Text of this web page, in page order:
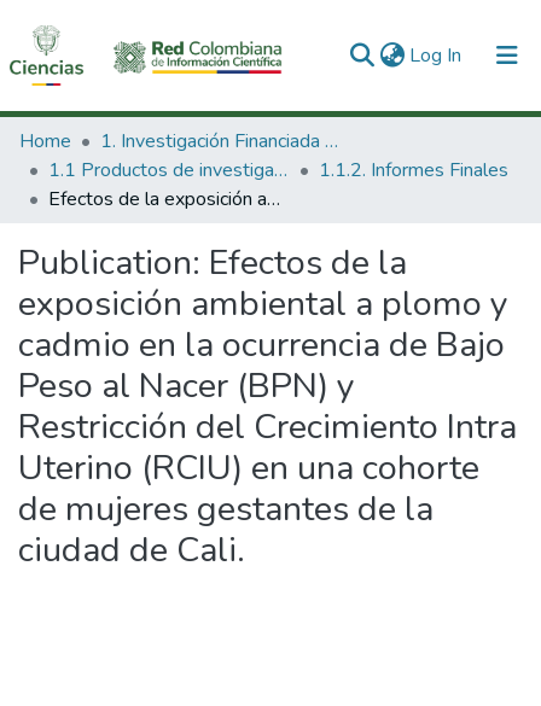
Log In (current)
Communities & Collections
All of DSpace
Home
1. Investigación Financiada con Recursos Públicos
1.1 Productos de investigación
1.1.2. Informes Finales
Efectos de la exposición ambiental a plomo y cadmio en la ocurrencia de Bajo Peso al Nacer (BPN) y Restricción del Crecimiento Intra Uterino (RCIU) en una cohorte de mujeres gestantes de la ciudad de Cali.
Publication: Efectos de la
exposición ambiental a plomo y
cadmio en la ocurrencia de Bajo
Peso al Nacer (BPN) y
Restricción del Crecimiento Intra
Uterino (RCIU) en una cohorte
de mujeres gestantes de la
ciudad de Cali.